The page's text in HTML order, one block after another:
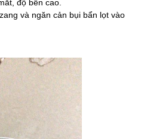
độ bền cao.
và ngăn cản bụi bẩn lọt vào